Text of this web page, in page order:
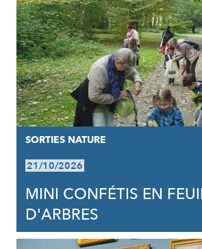
SORTIES NATURE
21/10/2026
MINI CONFÉTIS EN
D'ARBRES